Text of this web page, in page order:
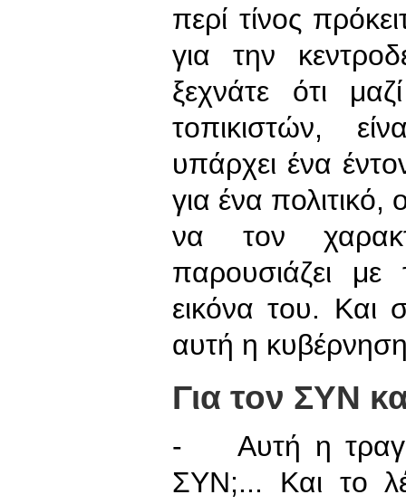
περί τίνος
για την
ξεχνάτε ότι
τοπικιστών,
υπάρχει ένα
για ένα πολιτικό,
να τον
παρουσιάζει
εικόνα του. Και
αυτή η
Για τον ΣΥΝ
- Αυτή η
ΣΥΝ;... Και το